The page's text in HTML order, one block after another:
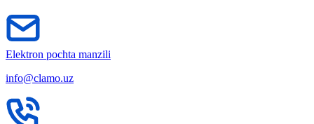
Elektron pochta manzili
info@clamo.uz